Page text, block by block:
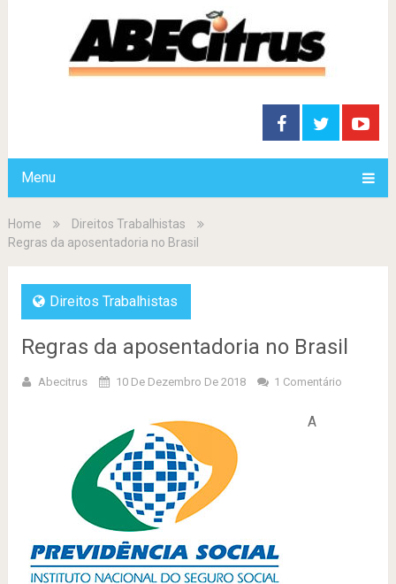
Menu
Home
Direitos Trabalhistas
Regras da aposentadoria no Brasil
Direitos Trabalhistas
Regras da aposentadoria no Brasil
Abecitrus 10 De Dezembro De 2018 1 Comentário
A